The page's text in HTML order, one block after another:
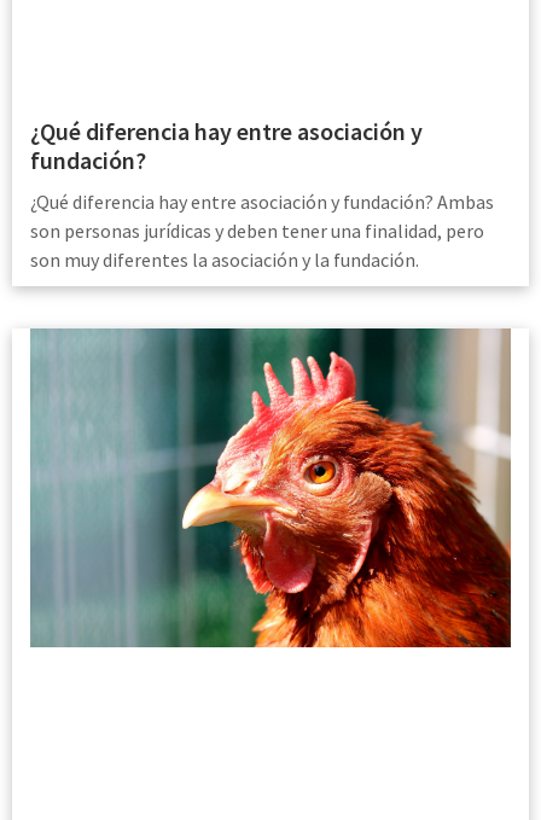
¿Qué diferencia hay entre asociación y
fundación?
¿Qué diferencia hay entre asociación y fundación? Ambas
son personas jurídicas y deben tener una finalidad, pero
son muy diferentes la asociación y la fundación.